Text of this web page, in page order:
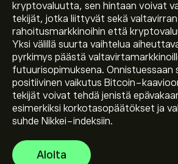
kryptovaluutta, sen hintaan voivat
tekijät, jotka liittyvät sekä valtavirran
rahoitusmarkkinoihin että
Yksi välillä suurta vaihtelua
pyrkimys päästä
futuurisopimuksena. Onnistuessaan
positiivinen vaikutus Bitcoin-
tekijät voivat tehdä jenistä
esimerkiksi korkotasopäätökset ja
suhde Nikkei-indeksiin.
Aloita
Instrumentin BTCJPY
10,237,327.80‎¥‎
Instrumentin Bitcoin / Japanese Yen
(Tiedot eivät ole tällä hetkellä
Instrumentin Bitcoin / Japanese Yen